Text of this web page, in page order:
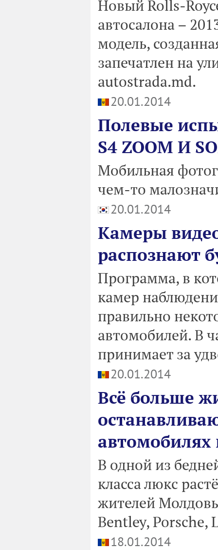
Новый Rolls-
автосалона –
модель,
запечатлен на
autostrada.md.
20.01.2014
Полевые
S4 ZOOM И
Мобильная
чем-то
20.01.2014
Камеры
распознают
Программа, в
камер
правильно
автомобилей. В
принимает за
20.01.2014
Всё больше
В одной из
класса люкс
жителей
Bentley, Porsche,
18.01.2014